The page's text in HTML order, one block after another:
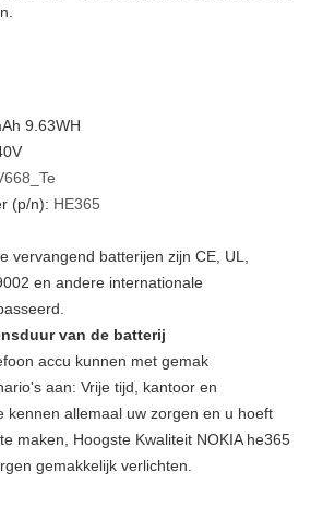
9.63WH
(p/n): HE365
vervangend batterijen zijn CE, UL,
en andere internationale
van de batterij
accu kunnen met gemak
aan: Vrije tijd, kantoor en
kennen allemaal uw zorgen en u hoeft
maken, Hoogste Kwaliteit NOKIA he365
gemakkelijk verlichten.